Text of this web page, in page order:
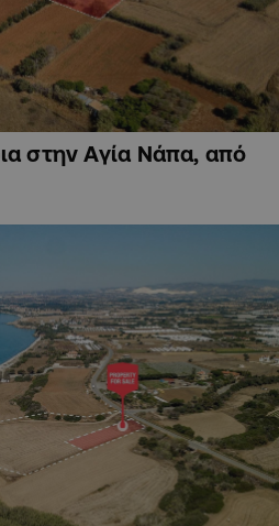
στην Αγία Νάπα, από